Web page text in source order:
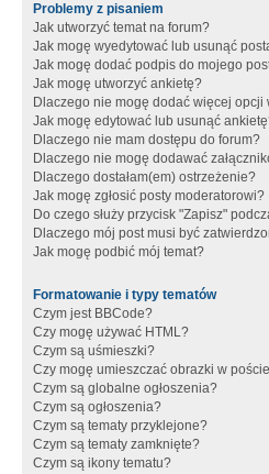
Problemy z pisaniem
Jak utworzyć temat na forum?
Jak mogę wyedytować lub usunąć
Jak mogę dodać podpis do mojego
Jak mogę utworzyć ankietę?
Dlaczego nie mogę dodać więcej opcji
Jak mogę edytować lub usunąć
Dlaczego nie mam dostępu do forum?
Dlaczego nie mogę dodawać
Dlaczego dostałam(em) ostrzeżenie?
Jak mogę zgłosić posty moderatorowi?
Do czego służy przycisk "Zapisz"
Dlaczego mój post musi być
Jak mogę podbić mój temat?
Formatowanie i typy tematów
Czym jest BBCode?
Czy mogę używać HTML?
Czym są uśmieszki?
Czy mogę umieszczać obrazki w
Czym są globalne ogłoszenia?
Czym są ogłoszenia?
Czym są tematy przyklejone?
Czym są tematy zamknięte?
Czym są ikony tematu?